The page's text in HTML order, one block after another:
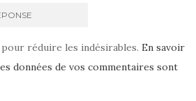
réduire les indésirables. En savoir
données de vos commentaires sont